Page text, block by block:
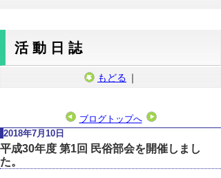
活動日誌
もどる ｜
ブログトップへ
2018年7月10日
平成30年度 第1回 民俗部会を開催しまし
た。